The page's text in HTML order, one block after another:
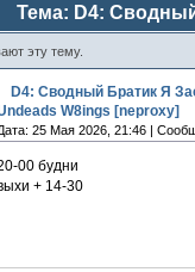
Тема: D4:
192 раз)
эту тему.
D4: Сводный Братик Я
W8ings [neproxy]
25 Мая 2026, 21:46 |
00 будни
+ 14-30